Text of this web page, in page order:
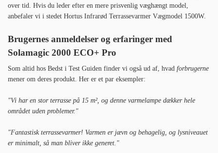
over tid. Hvis du leder efter en mere prisvenlig væghængt model,
anbefaler vi i stedet Hortus Infrarød Terrassevarmer Vægmodel 1500W.
Brugernes anmeldelser og erfaringer med
Solamagic 2000 ECO+ Pro
Som altid hos Bedst i Test Guiden finder vi også ud af, hvad forbrugerne
mener om deres produkt. Her er et par eksempler:
"Vi har en stor terrasse på 15 m², og denne varmelampe dækker hele
området uden problemer."
"Fantastisk terrassevarmer! Varmen er jævn og behagelig, og lysniveauet
er minimalt, så man bliver ikke generet."